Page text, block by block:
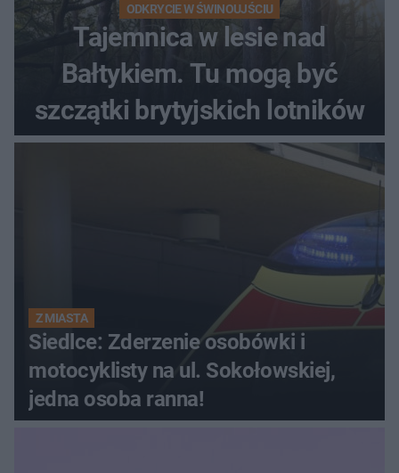
ODKRYCIE W ŚWINOUJŚCIU
Tajemnica w lesie nad
Bałtykiem. Tu mogą być
szczątki brytyjskich lotników
Z MIASTA
Siedlce: Zderzenie osobówki i
motocyklisty na ul. Sokołowskiej,
jedna osoba ranna!